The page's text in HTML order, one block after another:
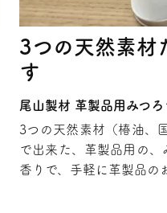
3つの天然素材
す
尾山製材 革製品用みつろ
3つの天然素材（椿油、
で出来た、革製品用の、
香りで、手軽に革製品の